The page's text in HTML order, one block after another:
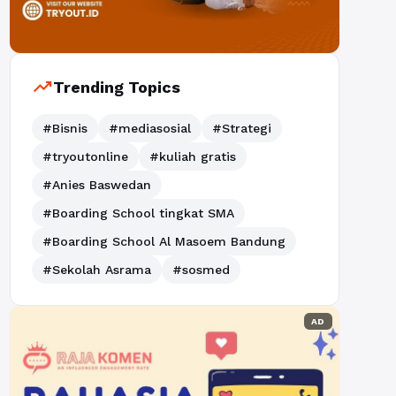
trending_upTrending Topics
#Bisnis #mediasosial
#Strategi
#tryoutonline
#kuliah gratis
#Anies Baswedan
#Boarding School tingkat SMA
#Boarding School Al Masoem Bandung
#Sekolah Asrama
#sosmed
AD